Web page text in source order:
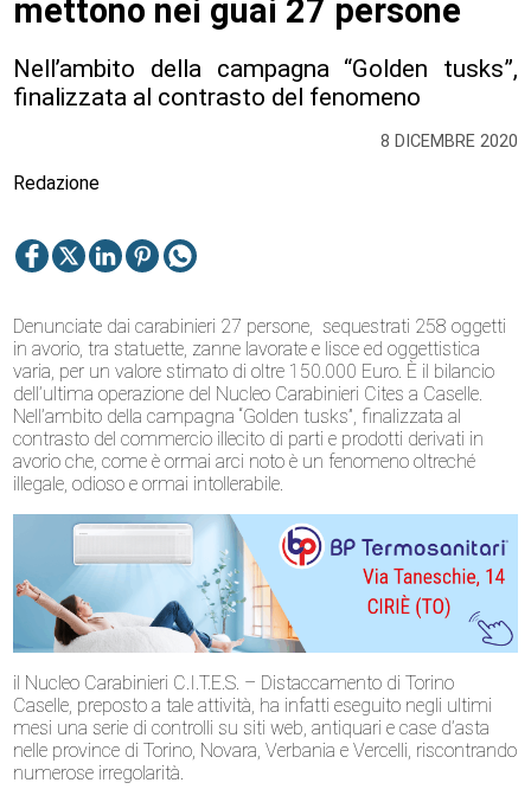
8 DICEMBRE 2020
mettono nei guai 27 persone
Nell’ambito della campagna “Golden tusks”,
finalizzata al contrasto del fenomeno
Redazione
Denunciate dai carabinieri 27 persone, sequestrati 258 oggetti
in avorio, tra statuette, zanne lavorate e lisce ed oggettistica
varia, per un valore stimato di oltre 150.000 Euro. È il bilancio
dell’ultima operazione del Nucleo Carabinieri Cites a Caselle.
Nell’ambito della campagna “Golden tusks”, finalizzata al
contrasto del commercio illecito di parti e prodotti derivati in
avorio che, come è ormai arci noto è un fenomeno oltreché
illegale, odioso e ormai intollerabile.
il Nucleo Carabinieri C.I.T.E.S. – Distaccamento di Torino
Caselle, preposto a tale attività, ha infatti eseguito negli ultimi
mesi una serie di controlli su siti web, antiquari e case d’asta
nelle province di Torino, Novara, Verbania e Vercelli, riscontrando
numerose irregolarità.